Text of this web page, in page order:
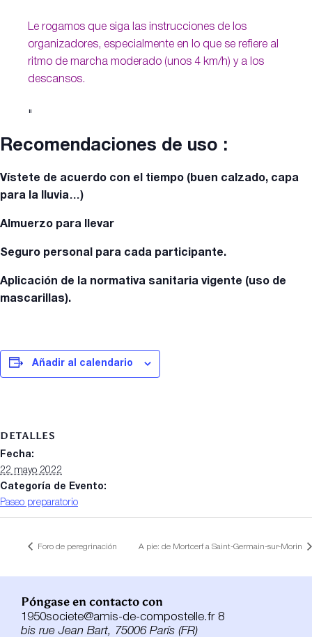
Le rogamos que siga las instrucciones de los
organizadores, especialmente en lo que se refiere al
ritmo de marcha moderado (unos 4 km/h) y a los
descansos.
Recomendaciones de uso :
Vístete de acuerdo con el tiempo (buen calzado, capa
para la lluvia…)
Almuerzo para llevar
Seguro personal para cada participante.
Aplicación de la normativa sanitaria vigente (uso de
mascarillas).
Añadir al calendario
DETALLES
Fecha:
22 mayo 2022
Categoría de Evento:
Paseo preparatorio
Foro de peregrinación A pie: de Mortcerf a Saint-Germain-sur-Morin
Póngase en contacto con
1950societe@amis-de-compostelle.fr 8
bis rue Jean Bart, 75006 París (FR)